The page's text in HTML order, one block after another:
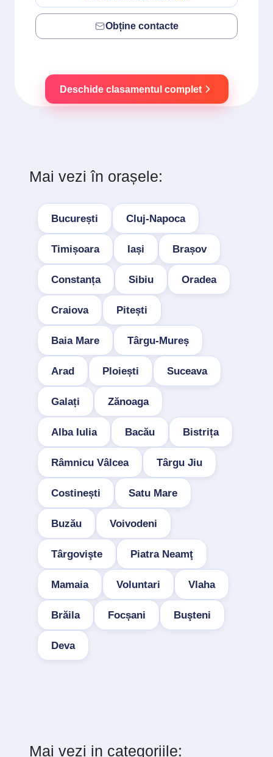
Obține contacte
Deschide clasamentul complet
Mai vezi în orașele:
București Cluj-Napoca
Timișoara Iași Brașov
Constanța Sibiu Oradea
Craiova Pitești
Baia Mare Târgu-Mureș
Arad Ploiești Suceava
Galați Zănoaga
Alba Iulia Bacău Bistrița
Râmnicu Vâlcea Târgu Jiu
Costinești Satu Mare
Buzău Voivodeni
Târgovişte Piatra Neamţ
Mamaia Voluntari Vlaha
Brăila Focșani Buşteni
Deva
Mai vezi in categoriile: